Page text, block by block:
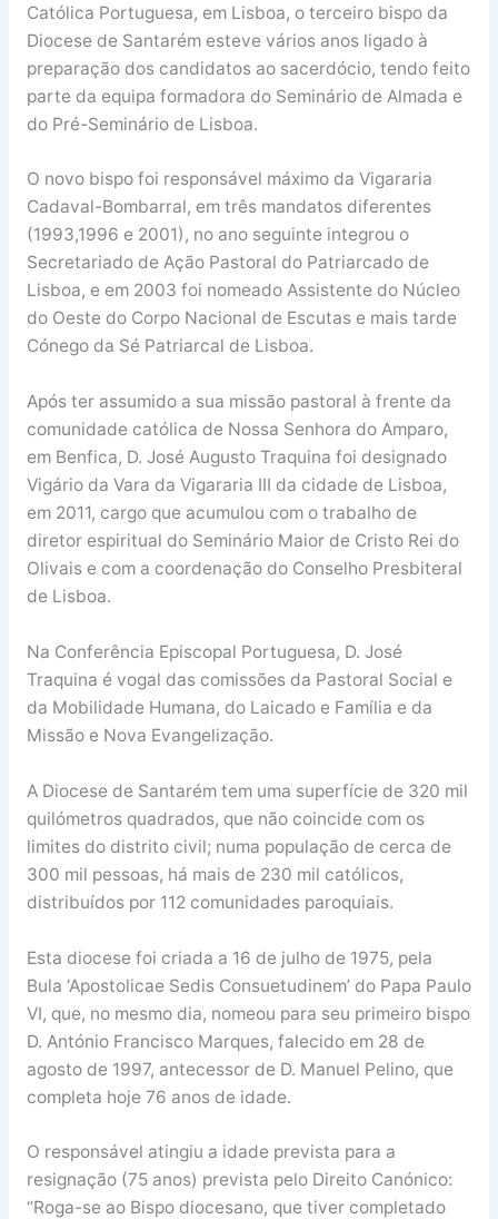
Católica Portuguesa, em Lisboa, o terceiro bispo da
Diocese de Santarém esteve vários anos ligado à
preparação dos candidatos ao sacerdócio, tendo feito
parte da equipa formadora do Seminário de Almada e
do Pré-Seminário de Lisboa.
O novo bispo foi responsável máximo da Vigararia
Cadaval-Bombarral, em três mandatos diferentes
(1993,1996 e 2001), no ano seguinte integrou o
Secretariado de Ação Pastoral do Patriarcado de
Lisboa, e em 2003 foi nomeado Assistente do Núcleo
do Oeste do Corpo Nacional de Escutas e mais tarde
Cónego da Sé Patriarcal de Lisboa.
Após ter assumido a sua missão pastoral à frente da
comunidade católica de Nossa Senhora do Amparo,
em Benfica, D. José Augusto Traquina foi designado
Vigário da Vara da Vigararia III da cidade de Lisboa,
em 2011, cargo que acumulou com o trabalho de
diretor espiritual do Seminário Maior de Cristo Rei do
Olivais e com a coordenação do Conselho Presbiteral
de Lisboa.
Na Conferência Episcopal Portuguesa, D. José
Traquina é vogal das comissões da Pastoral Social e
da Mobilidade Humana, do Laicado e Família e da
Missão e Nova Evangelização.
A Diocese de Santarém tem uma superfície de 320 mil
quilómetros quadrados, que não coincide com os
limites do distrito civil; numa população de cerca de
300 mil pessoas, há mais de 230 mil católicos,
distribuídos por 112 comunidades paroquiais.
Esta diocese foi criada a 16 de julho de 1975, pela
Bula ‘Apostolicae Sedis Consuetudinem’ do Papa Paulo
VI, que, no mesmo dia, nomeou para seu primeiro bispo
D. António Francisco Marques, falecido em 28 de
agosto de 1997, antecessor de D. Manuel Pelino, que
completa hoje 76 anos de idade.
O responsável atingiu a idade prevista para a
resignação (75 anos) prevista pelo Direito Canónico:
“Roga-se ao Bispo diocesano, que tiver completado